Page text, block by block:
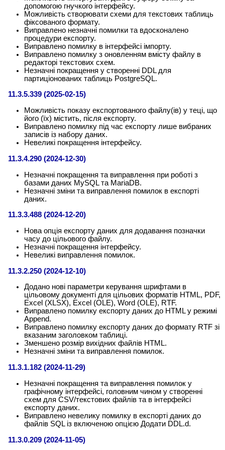
допомогою гнучкого інтерфейсу.
Можливість створювати схеми для текстових таблиць
фіксованого формату.
Виправлено незначні помилки та вдосконалено
процедури експорту.
Виправлено помилку в інтерфейсі імпорту.
Виправлено помилку з оновленням вмісту файлу в
редакторі текстових схем.
Незначні покращення у створенні DDL для
партиціонованих таблиць PostgreSQL.
11.3.5.339 (2025-02-15)
Можливість показу експортованого файлу(ів) у теці, що
його (їх) містить, після експорту.
Виправлено помилку під час експорту лише вибраних
записів із набору даних.
Невеликі покращення інтерфейсу.
11.3.4.290 (2024-12-30)
Незначні покращення та виправлення при роботі з
базами даних MySQL та MariaDB.
Незначні зміни та виправлення помилок в експорті
даних.
11.3.3.488 (2024-12-20)
Нова опція експорту даних для додавання позначки
часу до цільового файлу.
Незначні покращення інтерфейсу.
Невеликі виправлення помилок.
11.3.2.250 (2024-12-10)
Додано нові параметри керування шрифтами в
цільовому документі для цільових форматів HTML, PDF,
Excel (XLSX), Excel (OLE), Word (OLE), RTF.
Виправлено помилку експорту даних до HTML у режимі
Append.
Виправлено помилку експорту даних до формату RTF зі
вказаним заголовком таблиці.
Зменшено розмір вихідних файлів HTML.
Незначні зміни та виправлення помилок.
11.3.1.182 (2024-11-29)
Незначні покращення та виправлення помилок у
графічному інтерфейсі, головним чином у створенні
схем для CSV/текстових файлів та в інтерфейсі
експорту даних.
Виправлено невелику помилку в експорті даних до
файлів SQL із включеною опцією Додати DDL.d.
11.3.0.209 (2024-11-05)